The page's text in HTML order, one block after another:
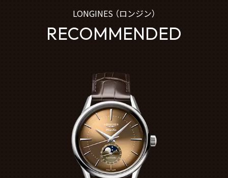
LONGINES （ロンジン）
RECOMMENDED